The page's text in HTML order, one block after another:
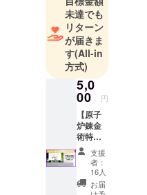
いうこと
で、2021
年5月4日に1
日で300の実
験をライブ
で披露し
た。他、
「水溜りボ
ンド」「は
じめしゃ
ちょー」
「東海オン
未達でも
リターン
が届きま
す(All-in
方式)
5,0
00 円
【原子
炉錬金
術特別
講義】
GENKI
LABO
錬金術
プロ
支援
者：
16人
お届